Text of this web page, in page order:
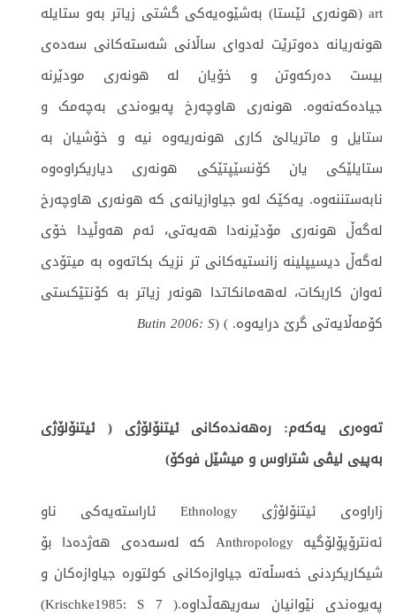
art (هونەری ئێستا) بەشێوەیەکی گشتی زیاتر بەو ستایلە
هونەریانە دەوترێت لەدوای ساڵانی شەستەکانی سەدەی
بیست دەرکەوتن و خۆیان لە هونەری مودێرنە
جیادەکەنەوە. هونەری هاوچەرخ پەیوەندی بەچەمک و
ستایل و ماتریالێ کاری هونەریەوە نیە و خۆشیان بە
ستایلێکی یان کۆنسێپتێکی هونەری دياريكراوەوە
نابەستننەوە. یەکێک لەو جیاوازیانەی کە هونەری هاوچەرخ
لەگەڵ هونەری مۆدێرنەدا هەیەتی، ئەم هەوڵیدا خۆی
لەگەڵ دیسیپلینە زانستیەکانی تر نزیک بکاتەوە بە میتۆدی
ئەوان کاربکات، لەهەمانکاتدا هونەر زیاتر بە کۆنتێکستی
کۆمەڵایەتی گرێ درایەوە. ) (Butin 2006: S
تەوەری یەکەم: رەهەندەکانی ئیتنۆلۆژی ( ئیتنۆلۆژی
بەپیی لیڤی شتراوس و میشێل فوکۆ)
زاراوەی ئیتنۆلۆژی Ethnology ئاراستەیەکی ناو
ئەنترۆپۆلۆگیە Anthropology كە لەسەدەی هەژدەدا بۆ
شیکاریکردنی خەسڵەتە جیاوازەکانی کولتورە جیاوازەکان و
پەیوەندی نێوانیان سەریهەڵداوە.( Krischke1985: S 7)